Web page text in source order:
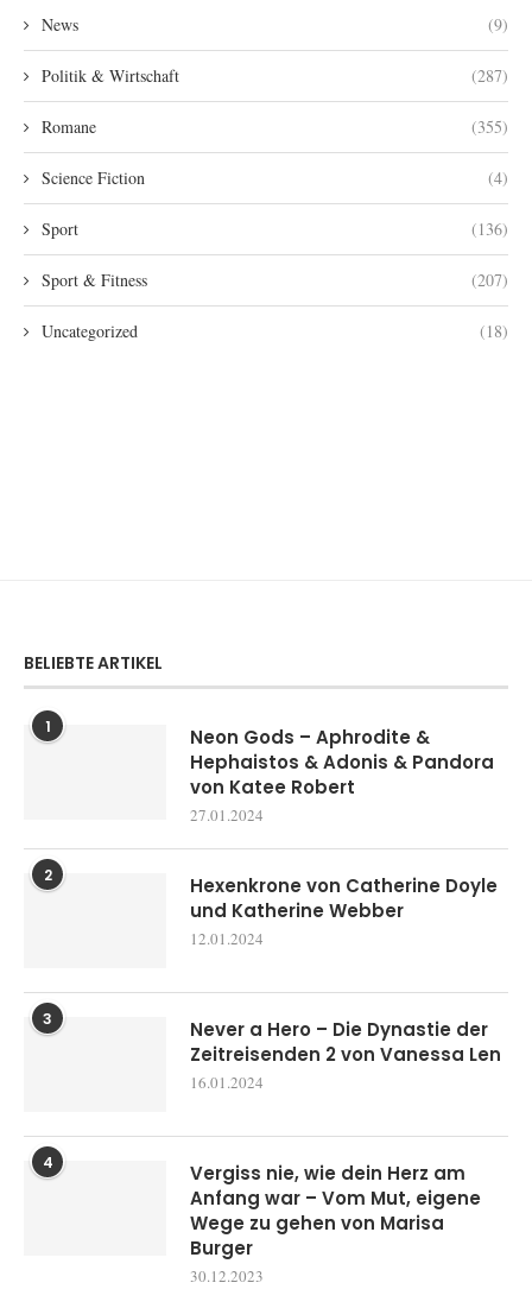
News (9)
Politik & Wirtschaft (287)
Romane (355)
Science Fiction (4)
Sport (136)
Sport & Fitness (207)
Uncategorized (18)
BELIEBTE ARTIKEL
1
Neon Gods – Aphrodite &
Hephaistos & Adonis & Pandora
von Katee Robert
27.01.2024
2
Hexenkrone von Catherine Doyle
und Katherine Webber
12.01.2024
3
Never a Hero – Die Dynastie der
Zeitreisenden 2 von Vanessa Len
16.01.2024
4
Vergiss nie, wie dein Herz am
Anfang war – Vom Mut, eigene
Wege zu gehen von Marisa
Burger
30.12.2023